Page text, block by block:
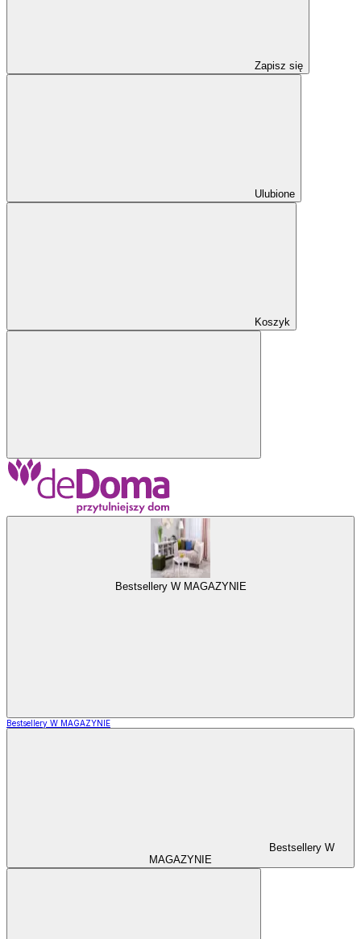
Zapisz się
Ulubione
Koszyk
Bestsellery W MAGAZYNIE
Bestsellery W MAGAZYNIE
Bestsellery W
MAGAZYNIE